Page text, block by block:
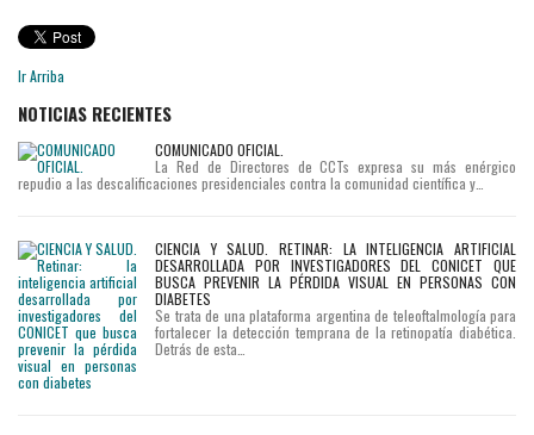
Ir Arriba
NOTICIAS RECIENTES
COMUNICADO OFICIAL.
La Red de Directores de CCTs expresa su más enérgico
repudio a las descalificaciones presidenciales contra la comunidad científica y…
CIENCIA Y SALUD. RETINAR: LA INTELIGENCIA ARTIFICIAL
DESARROLLADA POR INVESTIGADORES DEL CONICET QUE
BUSCA PREVENIR LA PÉRDIDA VISUAL EN PERSONAS CON
DIABETES
Se trata de una plataforma argentina de teleoftalmología para
fortalecer la detección temprana de la retinopatía diabética.
Detrás de esta…